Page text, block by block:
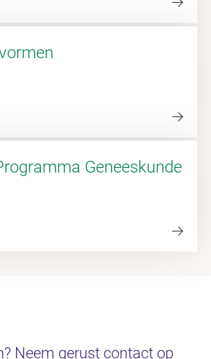
Geneeskunde
Neem gerust contact op